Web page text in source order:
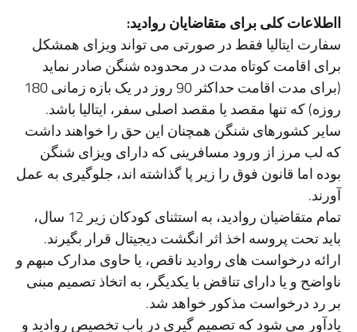
ااطلاعات کلی برای متقاضایان روادید:
سفارت ایتالیا فقط در صورتی می تواند ویزای همشکل
برای اقامت کوتاه مدت در محدوده شنگن صادر نماید
(برای مدت اقامت حداکثر 90 روز در یک بازه زمانی 180
روزه) که تنها مقصد یا مقصد اصلی سفر، ایتالیا باشد.
سایر کشورهای شنگن همچنان این حق را خواهند داشت
که لب مرز از ورود مسافرینی که دارای ویزای شنگن
بوده اما قانون فوق را زیر پا گذاشته اند، جلوگیری به عمل
آورند.
تمام متقاضیان روادید، به استثنای کودکان زیر 12 سال،
باید تحت پروسه اخذ اثر انگشت دیجیتال قرار بگیرند.
ارائه درخواست های روادید ناقص، یا حاوی مدارک مبهم و
ناواضح و یا دارای تناقض با یکدیگر، به اتخاذ تصمیم مبنی
بر رد درخواست مذکور خواهد شد.
یادآور می شود که تصمیم گیری در باب تخصیص روادید و